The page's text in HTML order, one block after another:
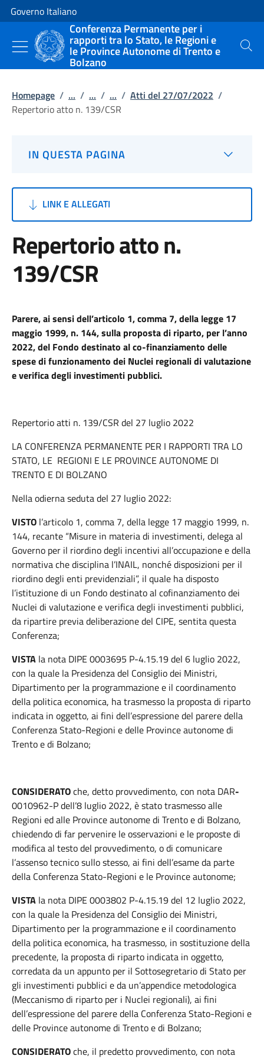
Vai al contenuto
Vai alla navigazione del sito
Governo Italiano
Conferenza Permanente per i
rapporti tra lo Stato, le Regioni e
le Province Autonome di Trento e
Bolzano
Cerca
Homepage / ... / ... / ... / Atti del 27/07/2022 /
Repertorio atto n. 139/CSR
IN QUESTA PAGINA
LINK E ALLEGATI
Repertorio atto n.
139/CSR
Parere, ai sensi dell’articolo 1, comma 7, della legge 17
maggio 1999, n. 144, sulla proposta di riparto, per l’anno
2022, del Fondo destinato al co-finanziamento delle
spese di funzionamento dei Nuclei regionali di valutazione
e verifica degli investimenti pubblici.
Repertorio atti n. 139/CSR del 27 luglio 2022
LA CONFERENZA PERMANENTE PER I RAPPORTI TRA LO
STATO, LE REGIONI E LE PROVINCE AUTONOME DI
TRENTO E DI BOLZANO
Nella odierna seduta del 27 luglio 2022:
VISTO l’articolo 1, comma 7, della legge 17 maggio 1999, n.
144, recante “Misure in materia di investimenti, delega al
Governo per il riordino degli incentivi all’occupazione e della
normativa che disciplina l’INAIL, nonché disposizioni per il
riordino degli enti previdenziali”, il quale ha disposto
l’istituzione di un Fondo destinato al cofinanziamento dei
Nuclei di valutazione e verifica degli investimenti pubblici,
da ripartire previa deliberazione del CIPE, sentita questa
Conferenza;
VISTA la nota DIPE 0003695 P-4.15.19 del 6 luglio 2022,
con la quale la Presidenza del Consiglio dei Ministri,
Dipartimento per la programmazione e il coordinamento
della politica economica, ha trasmesso la proposta di riparto
indicata in oggetto, ai fini dell’espressione del parere della
Conferenza Stato-Regioni e delle Province autonome di
Trento e di Bolzano;
CONSIDERATOche, detto provvedimento, con nota DAR-
0010962-P dell’8 luglio 2022, è stato trasmesso alle
Regioni ed alle Province autonome di Trento e di Bolzano,
chiedendo di far pervenire le osservazioni e le proposte di
modifica al testo del provvedimento, o di comunicare
l’assenso tecnico sullo stesso, ai fini dell’esame da parte
della Conferenza Stato-Regioni e le Province autonome;
VISTA la nota DIPE 0003802 P-4.15.19 del 12 luglio 2022,
con la quale la Presidenza del Consiglio dei Ministri,
Dipartimento per la programmazione e il coordinamento
della politica economica, ha trasmesso, in sostituzione della
precedente, la proposta di riparto indicata in oggetto,
corredata da un appunto per il Sottosegretario di Stato per
gli investimenti pubblici e da un’appendice metodologica
(Meccanismo di riparto per i Nuclei regionali), ai fini
dell’espressione del parere della Conferenza Stato-Regioni e
delle Province autonome di Trento e di Bolzano;
CONSIDERATOche, il predetto provvedimento, con nota